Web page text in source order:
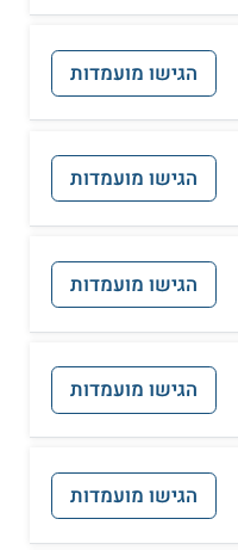
הגישו מועמדות
הגישו מועמדות
הגישו מועמדות
הגישו מועמדות
הגישו מועמדות